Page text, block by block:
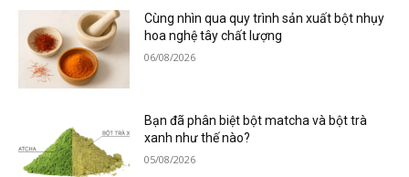
Cùng nhìn qua quy trình sản xuất bột nhụy
hoa nghệ tây chất lượng
06/08/2026
Bạn đã phân biệt bột matcha và bột trà
xanh như thế nào?
05/08/2026